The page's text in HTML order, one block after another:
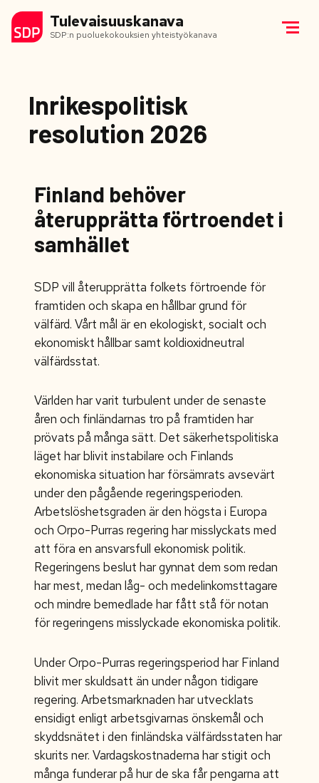
Tulevaisuuskanava
SDP:n puoluekokouksien yhteistyökanava
Inrikespolitisk
resolution 2026
Finland behöver
återupprätta förtroendet i
samhället
SDP vill återupprätta folkets förtroende för
framtiden och skapa en hållbar grund för
välfärd. Vårt mål är en ekologiskt, socialt och
ekonomiskt hållbar samt koldioxidneutral
välfärdsstat.
Världen har varit turbulent under de senaste
åren och finländarnas tro på framtiden har
prövats på många sätt. Det säkerhetspolitiska
läget har blivit instabilare och Finlands
ekonomiska situation har försämrats avsevärt
under den pågående regeringsperioden.
Arbetslöshetsgraden är den högsta i Europa
och Orpo-Purras regering har misslyckats med
att föra en ansvarsfull ekonomisk politik.
Regeringens beslut har gynnat dem som redan
har mest, medan låg- och medelinkomsttagare
och mindre bemedlade har fått stå för notan
för regeringens misslyckade ekonomiska politik.
Under Orpo-Purras regeringsperiod har Finland
blivit mer skuldsatt än under någon tidigare
regering. Arbetsmarknaden har utvecklats
ensidigt enligt arbetsgivarnas önskemål och
skyddsnätet i den finländska välfärdsstaten har
skurits ner. Vardagskostnaderna har stigit och
många funderar på hur de ska får pengarna att